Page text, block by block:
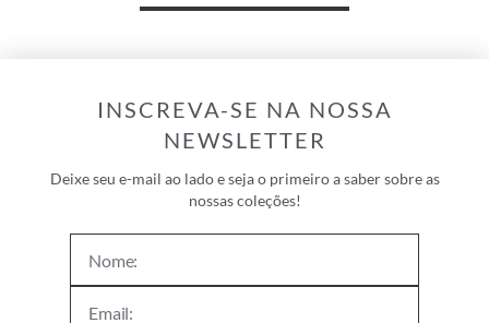
INSCREVA-SE NA NOSSA
NEWSLETTER
Deixe seu e-mail ao lado e seja o primeiro a saber sobre as
nossas coleções!